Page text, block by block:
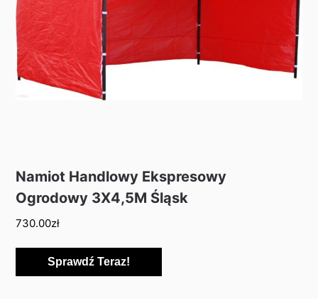
Namiot Handlowy Ekspresowy
Ogrodowy 3X4,5M Śląsk
730.00zł
Sprawdź Teraz!